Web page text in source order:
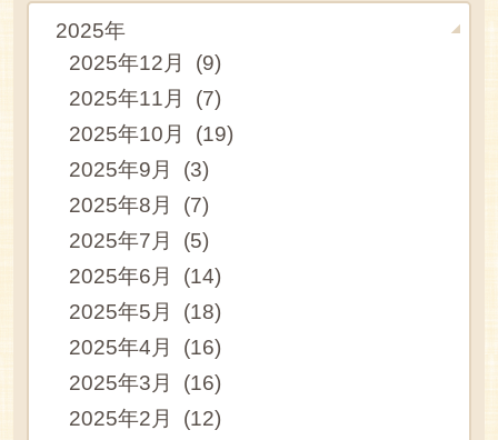
2025年
2025年12月 (9)
2025年11月 (7)
2025年10月 (19)
2025年9月 (3)
2025年8月 (7)
2025年7月 (5)
2025年6月 (14)
2025年5月 (18)
2025年4月 (16)
2025年3月 (16)
2025年2月 (12)